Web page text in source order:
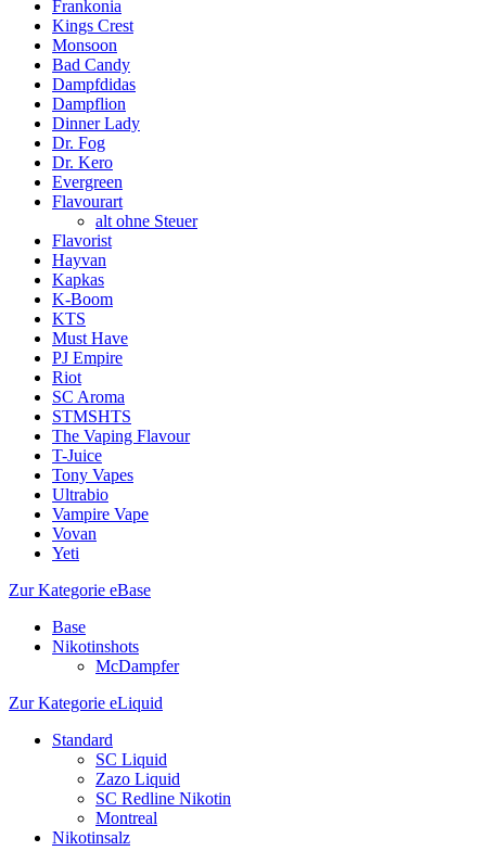
Frankonia
Kings Crest
Monsoon
Bad Candy
Dampfdidas
Dampflion
Dinner Lady
Dr. Fog
Dr. Kero
Evergreen
Flavourart
alt ohne Steuer
Flavorist
Hayvan
Kapkas
K-Boom
KTS
Must Have
PJ Empire
Riot
SC Aroma
STMSHTS
The Vaping Flavour
T-Juice
Tony Vapes
Ultrabio
Vampire Vape
Vovan
Yeti
Zur Kategorie eBase
Base
Nikotinshots
McDampfer
Zur Kategorie eLiquid
Standard
SC Liquid
Zazo Liquid
SC Redline Nikotin
Montreal
Nikotinsalz